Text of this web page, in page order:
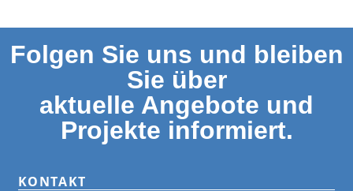
Folgen Sie uns und bleiben
Sie über
aktuelle Angebote und
Projekte informiert.
KONTAKT